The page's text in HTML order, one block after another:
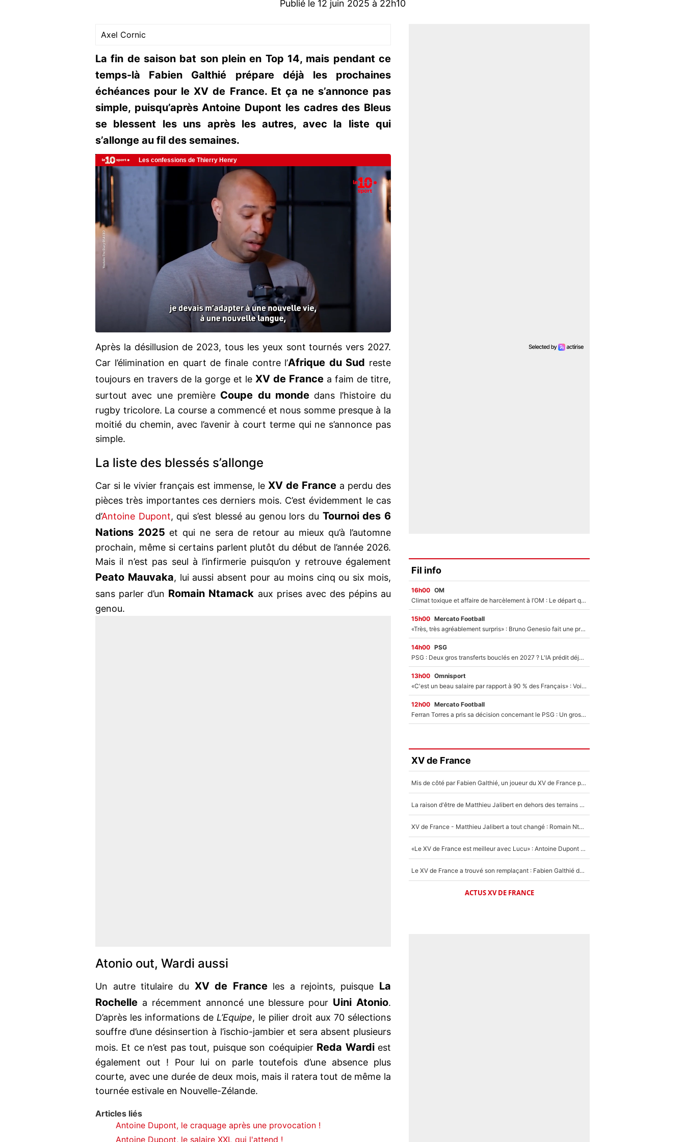
Publié le 12 juin 2025 à 22h10
Axel Cornic
La fin de saison bat son plein en Top 14, mais pendant ce
temps-là Fabien Galthié prépare déjà les prochaines
échéances pour le XV de France. Et ça ne s’annonce pas
simple, puisqu’après Antoine Dupont les cadres des Bleus
se blessent les uns après les autres, avec la liste qui
s’allonge au fil des semaines.
Après la désillusion de 2023, tous les yeux sont tournés vers 2027.
Car l’élimination en quart de finale contre l’Afrique du Sud reste
toujours en travers de la gorge et le XV de France a faim de titre,
surtout avec une première Coupe du monde dans l’histoire du
rugby tricolore. La course a commencé et nous somme presque à la
moitié du chemin, avec l’avenir à court terme qui ne s’annonce pas
simple.
La liste des blessés s’allonge
Car si le vivier français est immense, le XV de France a perdu des
pièces très importantes ces derniers mois. C’est évidemment le cas
d’Antoine Dupont, qui s’est blessé au genou lors du Tournoi des 6
Nations 2025 et qui ne sera de retour au mieux qu’à l’automne
prochain, même si certains parlent plutôt du début de l’année 2026.
Mais il n’est pas seul à l’infirmerie puisqu’on y retrouve également
Peato Mauvaka, lui aussi absent pour au moins cinq ou six mois,
sans parler d’un Romain Ntamack aux prises avec des pépins au
genou.
Atonio out, Wardi aussi
Un autre titulaire du XV de Franceles a rejoints, puisque La
Rochelle a récemment annoncé une blessure pour Uini Atonio.
D’après les informations deL’Equipe, le pilier droit aux 70 sélections
souffre d’une désinsertion à l’ischio-jambier et sera absent plusieurs
mois. Et ce n’est pas tout, puisque son coéquipier Reda Wardiest
également out ! Pour lui on parle toutefois d’une absence plus
courte, avec une durée de deux mois, mais il ratera tout de même la
tournée estivale en Nouvelle-Zélande.
Articles liés
Antoine Dupont, le craquage après une provocation !
Antoine Dupont, le salaire XXL qui l'attend !
Fil info
16h00 OM
Climat toxique et affaire de harcèlement à l’OM : Le départ qui soulage le vestiaire de Bruno Genesio
15h00 Mercato Football
«Très, très agréablement surpris» : Bruno Genesio fait une promesse pour la suite du mercato de l’OM et rassure les supporters
14h00 PSG
PSG : Deux gros transferts bouclés en 2027 ? L'IA prédit déjà les deux joueurs qui pourraient rejoindre Luis Enrique !
13h00 Omnisport
«C'est un beau salaire par rapport à 90 % des Français» : Voilà combien touchait Nelson Monfort sur France Télévisions avant de rejoindre CNews
12h00 Mercato Football
Ferran Torres a pris sa décision concernant le PSG : Un gros club étranger prêt à relancer le feuilleton pour la signature du champion du monde 2026 !
XV de France
Mis de côté par Fabien Galthié, un joueur du XV de France partage sa frustration : «ils ne me l’ont pas dit tout de suite»
La raison d'être de Matthieu Jalibert en dehors des terrains de rugby : «Ça m'atteint autant que si tu touches à un membre de ma famille»
XV de France - Matthieu Jalibert a tout changé : Romain Ntamack doit-il s’inquiéter pour sa place à un an de la Coupe du monde ?
«Le XV de France est meilleur avec Lucu» : Antoine Dupont doit-il s’inquiéter pour sa place ?
Le XV de France a trouvé son remplaçant : Fabien Galthié doit-il se passer d'Antoine Dupont ?
ACTUS XV DE FRANCE